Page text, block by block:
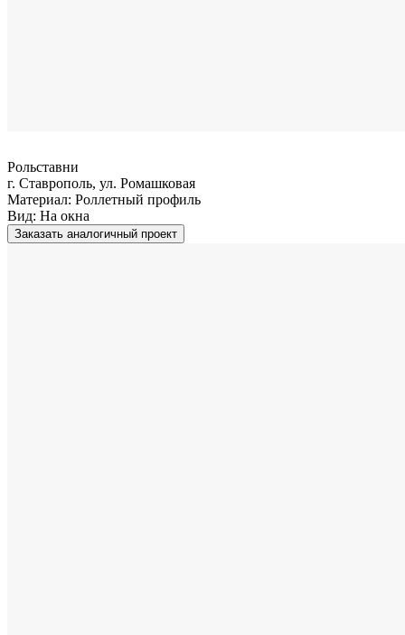
Рольставни
г. Ставрополь, ул. Ромашковая
Материал: Роллетный профиль
Вид: На окна
Заказать аналогичный проект